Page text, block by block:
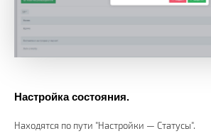
Настройка состояния.
Находятся по пути "Настройки — Статусы".